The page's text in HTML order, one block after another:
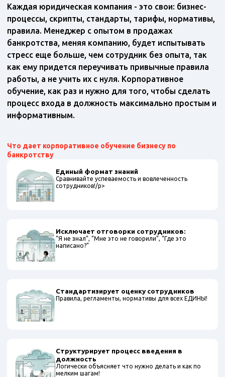
Каждая юридическая компания - это свои: бизнес-
процессы, скрипты, стандарты, тарифы, нормативы,
правила. Менеджер с опытом в продажах
банкротства, меняя компанию, будет испытывать
стресс еще больше, чем сотрудник без опыта, так
как ему придется переучивать привычные правила
работы, а не учить их с нуля. Корпоративное
обучение, как раз и нужно для того, чтобы сделать
процесс входа в должность максимально простым и
информативным.
Что дает корпоративное обучение бизнесу по
банкротству
Единый формат знаний
Сравнивайте успеваемость и вовлеченность
сотрудников!/p>
Исключает отговорки сотрудников:
“Я не знал”, “Мне это не говорили”, “Где это
написано?”
Стандартизирует оценку сотрудников
Правила, регламенты, нормативы для всех ЕДИНЫ!
Структурирует процесс введения в
должность
Логически объясняет что нужно делать и как по
мелким шагам!